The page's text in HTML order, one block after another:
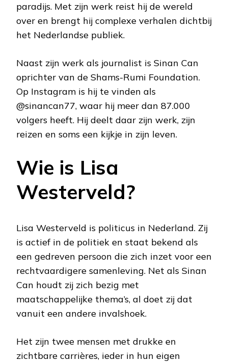
paradijs. Met zijn werk reist hij de wereld
over en brengt hij complexe verhalen dichtbij
het Nederlandse publiek.
Naast zijn werk als journalist is Sinan Can
oprichter van de Shams-Rumi Foundation.
Op Instagram is hij te vinden als
@sinancan77, waar hij meer dan 87.000
volgers heeft. Hij deelt daar zijn werk, zijn
reizen en soms een kijkje in zijn leven.
Wie is Lisa
Westerveld?
Lisa Westerveld is politicus in Nederland. Zij
is actief in de politiek en staat bekend als
een gedreven persoon die zich inzet voor een
rechtvaardigere samenleving. Net als Sinan
Can houdt zij zich bezig met
maatschappelijke thema’s, al doet zij dat
vanuit een andere invalshoek.
Het zijn twee mensen met drukke en
zichtbare carrières, ieder in hun eigen